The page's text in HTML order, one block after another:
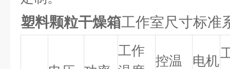
塑料颗粒干燥箱工作室尺寸标准
工作
控温
电机